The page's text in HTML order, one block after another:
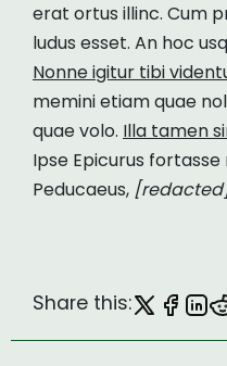
erat ortus illinc. Cum
ludus esset. An hoc
Nonne igitur tibi
memini etiam quae
quae volo. Illa tamen
Ipse Epicurus
Peducaeus,
Share this: